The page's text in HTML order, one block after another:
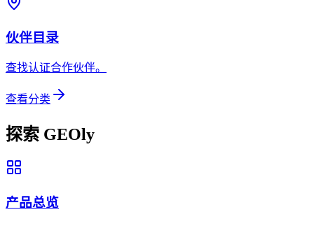
伙伴目录
查找认证合作伙伴。
查看分类
探索 GEOly
产品总览